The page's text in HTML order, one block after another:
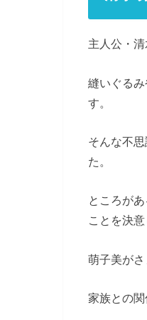
主人公・
縫いぐる
す。
そんな不
た。
ところが
ことを決意
萌子美が
家族との